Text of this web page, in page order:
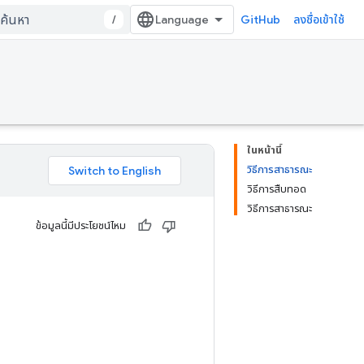
/ GitHub ลงชื่อเข้าใช้
ในหน้านี้
วิธีการสาธารณะ
วิธีการสืบทอด
วิธีการสาธารณะ
ข้อมูลนี้มีประโยชน์ไหม